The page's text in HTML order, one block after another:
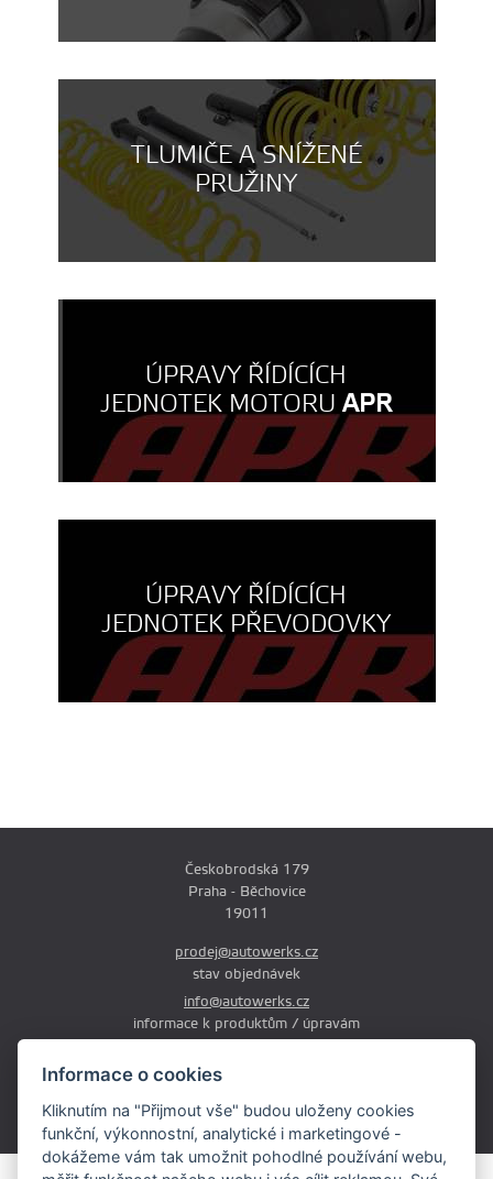
Informace o cookies
Kliknutím na "Přijmout vše" budou uloženy cookies
funkční, výkonnostní, analytické i marketingové -
dokážeme vám tak umožnit pohodlné používání webu,
TLUMIČE A SNÍŽENÉ
PRUŽINY
ÚPRAVY ŘÍDÍCÍCH
JEDNOTEK MOTORUAPR
ÚPRAVY ŘÍDÍCÍCH
JEDNOTEK PŘEVODOVKY
Českobrodská 179
Praha - Běchovice
19011
prodej@autowerks.cz
stav objednávek
info@autowerks.cz
informace k produktům / úpravám
Pá: 9:00-12:00 a 13:00-16:00